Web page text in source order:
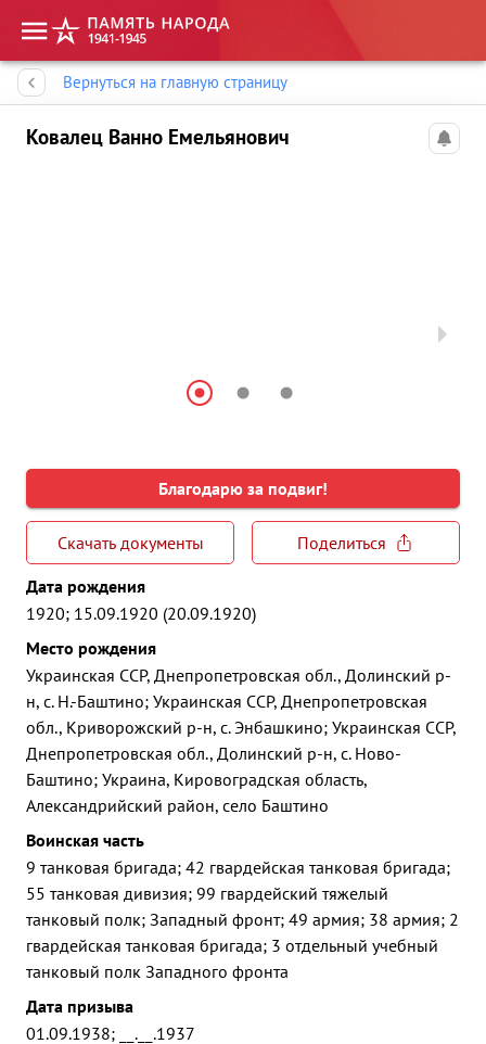
Вернуться на главную страницу
Ковалец Ванно Емельянович
Благодарю за подвиг!
Скачать документы
Поделиться
Дата рождения
1920; 15.09.1920 (20.09.1920)
Место рождения
Украинская ССР, Днепропетровская обл., Долинский р-
н, с. Н.-Баштино; Украинская ССР, Днепропетровская
обл., Криворожский р-н, с. Энбашкино; Украинская ССР,
Днепропетровская обл., Долинский р-н, с. Ново-
Баштино; Украина, Кировоградская область,
Александрийский район, село Баштино
Воинская часть
9 танковая бригада; 42 гвардейская танковая бригада;
55 танковая дивизия; 99 гвардейский тяжелый
танковый полк; Западный фронт; 49 армия; 38 армия; 2
гвардейская танковая бригада; 3 отдельный учебный
танковый полк Западного фронта
Дата призыва
01.09.1938; __.__.1937
Память народа